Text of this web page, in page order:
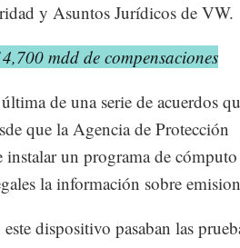
y Asuntos Jurídicos de VW.
mdd de compensaciones
de una serie de acuerdos
que la Agencia de Protección
un programa de cómputo
la información sobre
dispositivo pasaban las